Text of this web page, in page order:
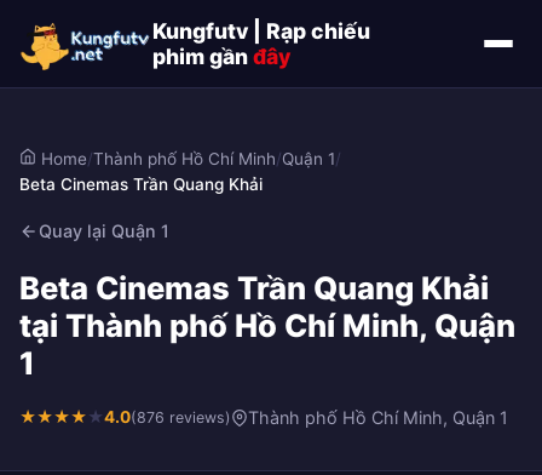
Kungfutv | Rạp chiếu
phim gầnđây
Home/Thành phố Hồ Chí Minh/Quận 1/
Beta Cinemas Trần Quang Khải
Quay lại Quận 1
Beta Cinemas Trần Quang Khải
tại Thành phố Hồ Chí Minh, Quận
1
★★★★★4.0(876 reviews) Thành phố Hồ Chí Minh, Quận 1